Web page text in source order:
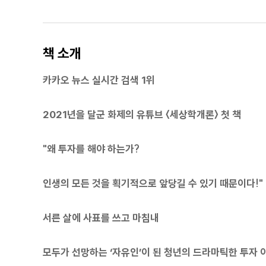
책 소개
카카오 뉴스 실시간 검색 1위
2021년을 달군 화제의 유튜브 〈세상학개론〉 첫 책
"왜 투자를 해야 하는가?
인생의 모든 것을 획기적으로 앞당길 수 있기 때문이다!"
서른 살에 사표를 쓰고 마침내
모두가 선망하는 ‘자유인’이 된 청년의 드라마틱한 투자